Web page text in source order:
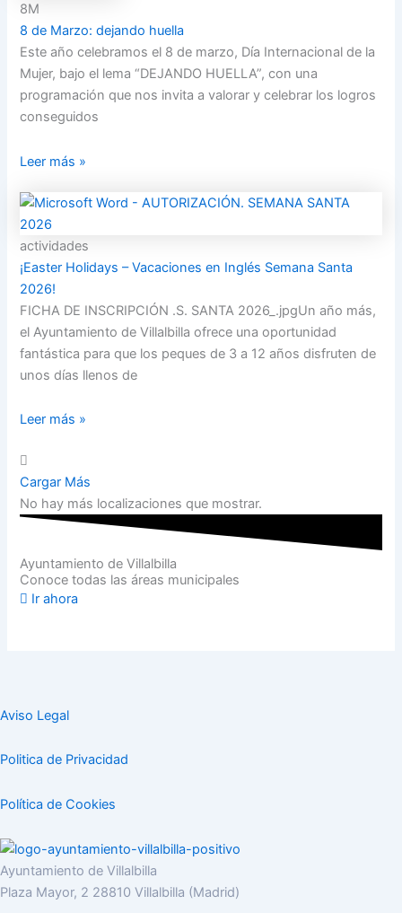
8M
8 de Marzo: dejando huella
Este año celebramos el 8 de marzo, Día Internacional de la
Mujer, bajo el lema “DEJANDO HUELLA”, con una
programación que nos invita a valorar y celebrar los logros
conseguidos
Leer más »
actividades
¡Easter Holidays – Vacaciones en Inglés Semana Santa
2026!
FICHA DE INSCRIPCIÓN .S. SANTA 2026_.jpgUn año más,
el Ayuntamiento de Villalbilla ofrece una oportunidad
fantástica para que los peques de 3 a 12 años disfruten de
unos días llenos de
Leer más »
Cargar Más
No hay más localizaciones que mostrar.
Ayuntamiento de Villalbilla
Conoce todas las áreas municipales
Ir ahora
Aviso Legal
Politica de Privacidad
Política de Cookies
Ayuntamiento de Villalbilla
Plaza Mayor, 2 28810 Villalbilla (Madrid)